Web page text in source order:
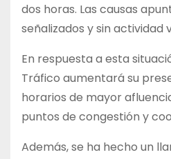
dos horas. Las causas
señalizados y sin actividad
En respuesta a esta
Tráfico aumentará su
horarios de mayor
puntos de congestión y
Además, se ha hecho un